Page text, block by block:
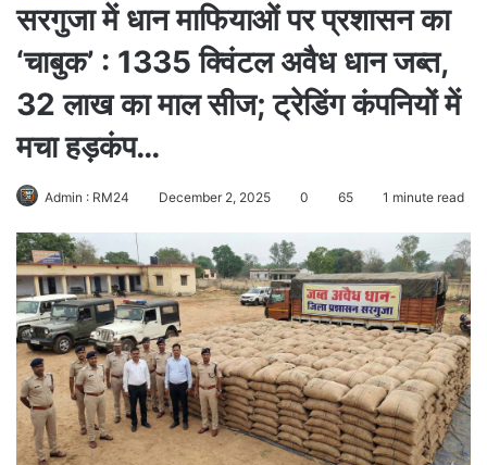
सरगुजा में धान माफियाओं पर प्रशासन का
‘चाबुक’ : 1335 क्विंटल अवैध धान जब्त,
32 लाख का माल सीज; ट्रेडिंग कंपनियों में
मचा हड़कंप…
Admin : RM24 December 2, 2025 0 65 1 minute read